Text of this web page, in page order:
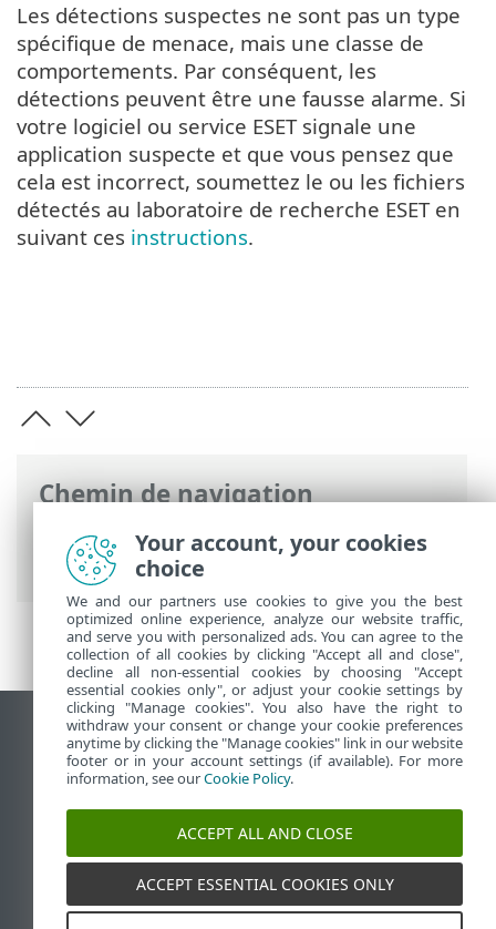
Chemin de navigation
Aide en ligne ESET>ESET Glossary>
Détections > Application suspecte
Les détections suspectes ne sont pas un type
spécifique de menace, mais une classe de
comportements. Par conséquent, les
détections peuvent être une fausse alarme. Si
votre logiciel ou service ESET signale une
application suspecte et que vous pensez que
cela est incorrect, soumettez le ou les fichiers
détectés au laboratoire de recherche ESET en
suivant ces instructions.
Afficher le site des postes de travail
End of Life
Base de connaissances ESET
Forum ESET
ESET Status Portal
Support régional
Your account, your cookies
choice
We and our partners use cookies to give you the best
optimized online experience, analyze our website traffic,
and serve you with personalized ads. You can agree to the
collection of all cookies by clicking "Accept all and close",
decline all non-essential cookies by choosing "Accept
essential cookies only", or adjust your cookie settings by
clicking "Manage cookies". You also have the right to
withdraw your consent or change your cookie preferences
anytime by clicking the "Manage cookies" link in our website
footer or in your account settings (if available). For more
information, see ourCookie Policy.
ACCEPT ALL AND CLOSE
ACCEPT ESSENTIAL COOKIES ONLY